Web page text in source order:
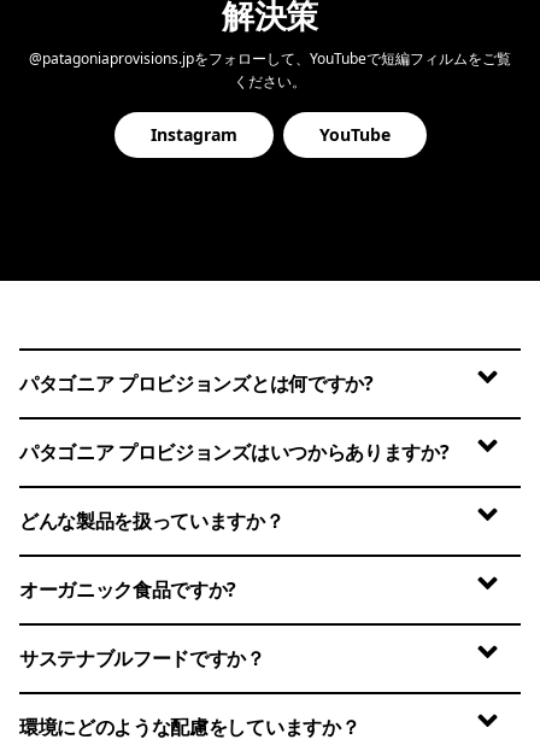
解決策
@patagoniaprovisions.jpをフォローして、YouTubeで短編フィルムをご覧
ください。
Instagram YouTube
パタゴニア プロビジョンズとは何ですか?
パタゴニア プロビジョンズはいつからありますか?
どんな製品を扱っていますか？
オーガニック食品ですか?
サステナブルフードですか？
環境にどのような配慮をしていますか？